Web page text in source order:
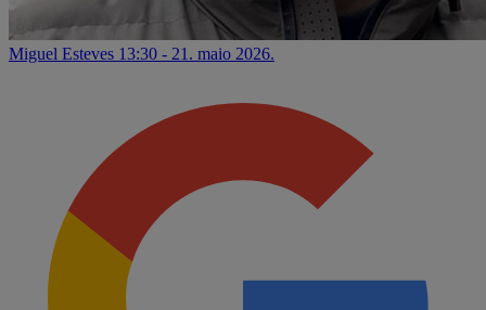
Miguel Esteves 13:30 - 21. maio 2026.